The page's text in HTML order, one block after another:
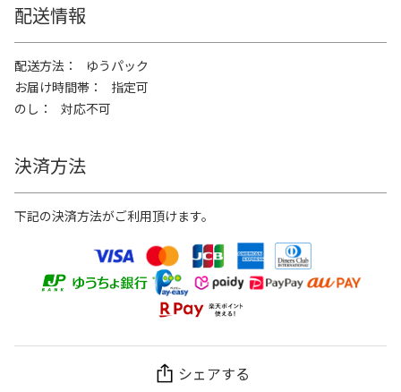
配送情報
配送方法
ゆうパック
お届け時間帯
指定可
のし
対応不可
決済方法
下記の決済方法がご利用頂けます。
シェアする